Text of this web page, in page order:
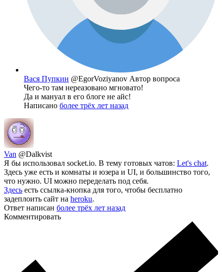
Вася Пупкин @EgorVoziyanov Автор вопроса
Чего-то там нереазовано мгновато!
Да и мануал в его блоге не айс!
Написано более трёх лет назад
Van @Dalkvist
Я бы использовал socket.io. В тему готовых чатов: Let's chat.
Здесь уже есть и комнаты и юзера и UI, и большинство того,
что нужно. UI можно переделать под себя.
Здесь есть ссылка-кнопка для того, чтобы бесплатно
задеплоить сайт на heroku.
Ответ написан более трёх лет назад
Комментировать